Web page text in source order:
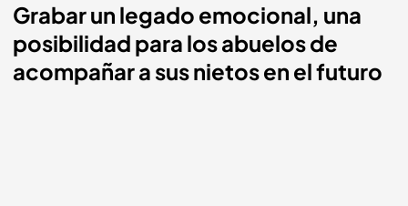
Grabar un legado emocional, una
posibilidad para los abuelos de
acompañar a sus nietos en el futuro